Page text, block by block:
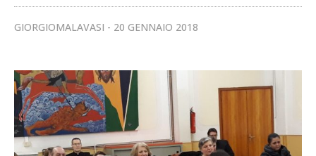
GIORGIOMALAVASI 20 GENNAIO 2018